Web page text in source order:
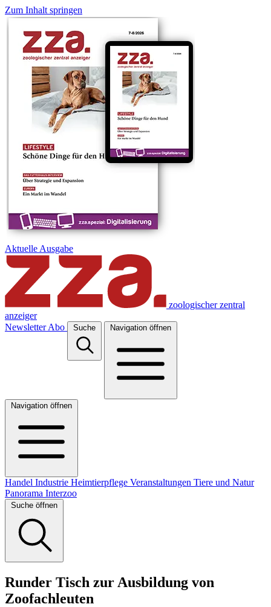
Zum Inhalt springen
Aktuelle Ausgabe
zoologischer zentral
anzeiger
Newsletter Abo Suche Navigation öffnen
Navigation öffnen
Handel Industrie Heimtierpflege Veranstaltungen Tiere und Natur
Panorama Interzoo
Suche öffnen
Runder Tisch zur Ausbildung von
Zoofachleuten